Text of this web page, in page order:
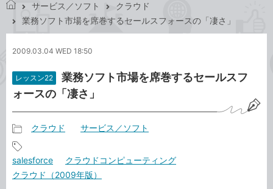
で
ネ
ト
サービス／ソフト
クラウド
業務ソフト市場を席巻するセールスフォースの「凄さ」
2009.03.04 WED 18:50
レッスン22
業務ソフト市場を席巻するセールスフ
ォースの「凄さ」
カ
テ
クラウド サービス／ソフト
記
事
salesforce
クラウドコンピューティング
クラウド（2009年版）